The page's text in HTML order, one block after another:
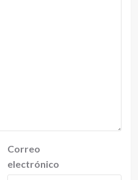
Correo
electrónico